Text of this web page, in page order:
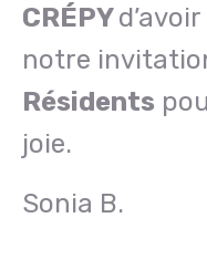
CRÉPY
notre
Résidents
joie.
Sonia B.